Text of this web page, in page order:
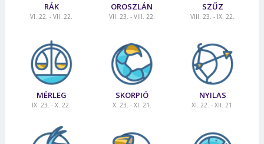
RÁK
VI. 22. - VII. 22.
OROSZLÁN
VII. 23. - VIII. 22.
SZŰZ
VIII. 23. - IX. 22.
MÉRLEG
IX. 23. - X. 22.
SKORPIÓ
X. 23. - XI. 21.
NYILAS
XI. 22. - XII. 21.